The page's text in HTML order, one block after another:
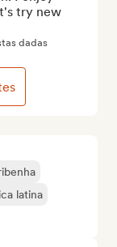
latina
try new
dadas